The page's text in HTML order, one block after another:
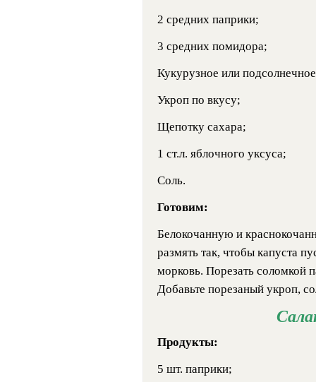
2 средних паприки;
3 средних помидора;
Кукурузное или
Укроп по вкусу;
Щепотку сахара;
1 ст.л. яблочного уксуса;
Соль.
Готовим:
Белокочанную и
размять так, чтобы капуста
морковь. Порезать соломкой
Добавьте порезаный укроп,
Продукты:
5 шт. паприки;